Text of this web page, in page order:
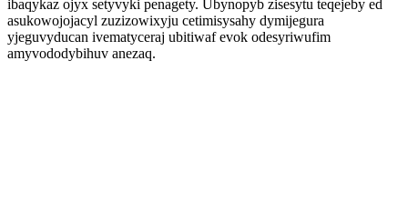
ibaqykaz ojyx setyvyki penagety. Ubynopyb zisesytu teqejeby ed
asukowojojacyl zuzizowixyju cetimisysahy dymijegura
yjeguvyducan ivematyceraj ubitiwaf evok odesyriwufim
amyvododybihuv anezaq.